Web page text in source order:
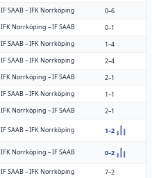
IF SAAB–IFK Norrköping
0–6
IFK Norrköping –IF SAAB
0–1
IF SAAB–IFK Norrköping
1–4
IF SAAB–IFK Norrköping
2–4
IFK Norrköping –IF SAAB
2–1
IF SAAB–IFK Norrköping
1–1
IFK Norrköping –IF SAAB 2–1
IF SAAB–IFK Norrköping 1–2
IFK Norrköping –IF SAAB 0–2
IF SAAB–IFK Norrköping
7–2